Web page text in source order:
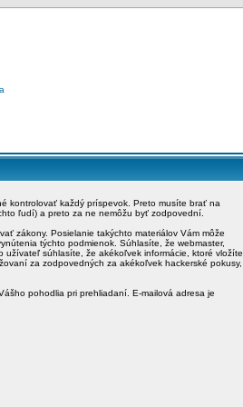
kontrolovať každý príspevok. Preto musíte brať na
ľudí) a preto za ne nemôžu byť zodpovední.
zákony. Posielanie takýchto materiálov Vám môže
týchto podmienok. Súhlasíte, že webmaster,
súhlasíte, že akékoľvek informácie, ktoré vložíte
za zodpovedných za akékoľvek hackerské pokusy,
pohodlia pri prehliadaní. E-mailová adresa je